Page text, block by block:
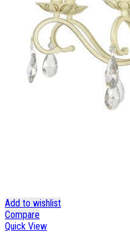
Add to wishlist
Compare
Quick View